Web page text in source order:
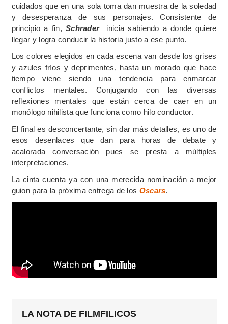
cuidados que en una sola toma dan muestra de la soledad
y desesperanza de sus personajes. Consistente de
principio a fin, Schraderinicia sabiendo a donde quiere
llegar y logra conducir la historia justo a ese punto.
Los colores elegidos en cada escena van desde los grises
y azules fríos y deprimentes, hasta un morado que hace
tiempo viene siendo una tendencia para enmarcar
conflictos mentales. Conjugando con las diversas
reflexiones mentales que están cerca de caer en un
monólogo nihilista que funciona como hilo conductor.
El final es desconcertante, sin dar más detalles, es uno de
esos desenlaces que dan para horas de debate y
acalorada conversación pues se presta a múltiples
interpretaciones.
La cinta cuenta ya con una merecida nominación a mejor
guion para la próxima entrega de los Oscars.
LA NOTA DE FILMFILICOS